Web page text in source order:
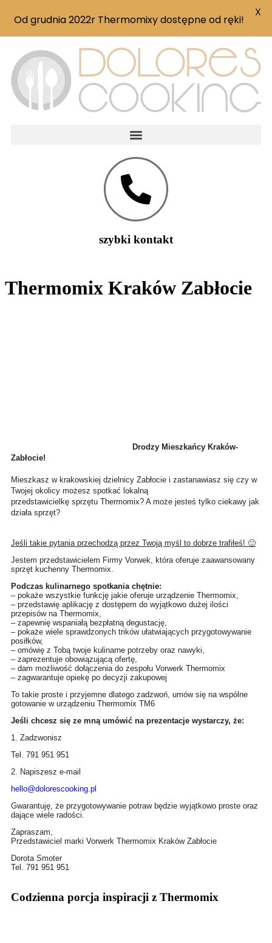
szybki kontakt
Thermomix Kraków Zabłocie
Drodzy Mieszkańcy Kraków-
Zabłocie!
Mieszkasz w krakowskiej dzielnicy Zabłocie i zastanawiasz się czy w
Twojej okolicy możesz spotkać lokalną
przedstawicielkę sprzętu Thermomix? A może jesteś tylko ciekawy jak
działa sprzęt?
Jeśli takie pytania przechodzą przez Twoją myśl to dobrze trafiłeś! 🙂
Jestem przedstawicielem Firmy Vorwek, która oferuje zaawansowany
sprzęt kuchenny Thermomix.
Podczas kulinarnego spotkania chętnie:
– pokaże wszystkie funkcję jakie oferuje urządzenie Thermomix,
– przedstawię aplikację z dostępem do wyjątkowo dużej ilości
przepisów na Thermomix,
– zapewnię wspaniałą bezpłatną degustację,
– pokaże wiele sprawdzonych trików ułatwiających przygotowywanie
posiłków,
– omówię z Tobą twoje kulinarne potrzeby oraz nawyki,
– zaprezentuje obowiązującą ofertę,
– dam możliwość dołączenia do zespołu Vorwerk Thermomix
– zagwarantuje opiekę po decyzji zakupowej
To takie proste i przyjemne dlatego zadzwoń, umów się na wspólne
gotowanie w urządzeniu Thermomix TM6
Jeśli chcesz się ze mną umówić na prezentacje wystarczy, że:
1. Zadzwonisz
Tel. 791 951 951
2. Napiszesz e-mail
hello@dolorescooking.pl
Gwarantuję, że przygotowywanie potraw będzie wyjątkowo proste oraz
dające wiele radości.
Zapraszam,
Przedstawiciel marki Vorwerk Thermomix Kraków Zabłocie
Dorota Smoter
Tel. 791 951 951
Codzienna porcja inspiracji z Thermomix
Od grudnia 2022r Thermomixy dostępne od ręki!
X